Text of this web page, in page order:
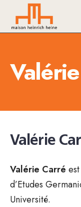
Valérie
Valérie Carré
d’Etudes
Université.